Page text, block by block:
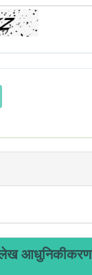
आधुनिकीकरण